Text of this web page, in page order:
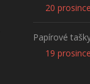
20
Papírové
19